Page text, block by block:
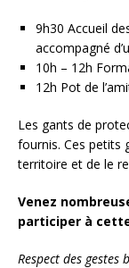
9h30 Accueil
accompagné
10h – 12h
12h Pot de
Les gants de
fournis. Ces petits
territoire et de le
Venez
participer à
Respect des